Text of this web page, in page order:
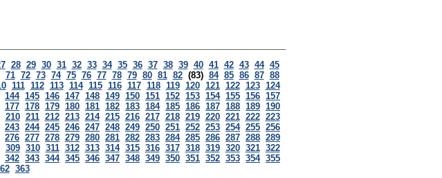
28 29 30 31 32 33 34 35 36 37 38 39 40 41 42 43 44 45
71 72 73 74 75 76 77 78 79 80 81 82 (83) 84 85 86 87 88
111 112 113 114 115 116 117 118 119 120 121 122 123 124
144 145 146 147 148 149 150 151 152 153 154 155 156 157
177 178 179 180 181 182 183 184 185 186 187 188 189 190
210 211 212 213 214 215 216 217 218 219 220 221 222 223
243 244 245 246 247 248 249 250 251 252 253 254 255 256
276 277 278 279 280 281 282 283 284 285 286 287 288 289
309 310 311 312 313 314 315 316 317 318 319 320 321 322
342 343 344 345 346 347 348 349 350 351 352 353 354 355
363